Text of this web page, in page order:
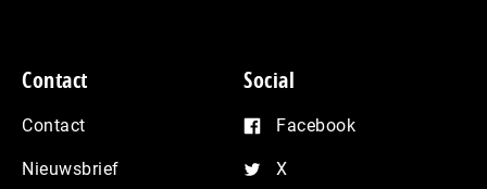
Contact
Contact
Nieuwsbrief
Social
Facebook
X